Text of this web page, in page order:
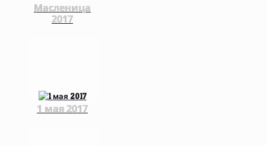
Масленица
2017
1 мая 2017